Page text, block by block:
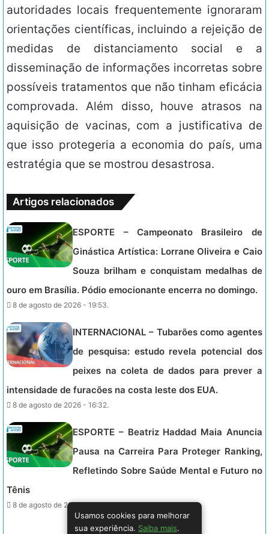
autoridades locais frequentemente ignoraram
orientações científicas, incluindo a rejeição de
medidas de distanciamento social e a
disseminação de informações incorretas sobre
possíveis tratamentos que não tinham eficácia
comprovada. Além disso, houve atrasos na
aquisição de vacinas, com a justificativa de
que isso protegeria a economia do país, uma
estratégia que se mostrou desastrosa.
Artigos relacionados
ESPORTE – Campeonato Brasileiro de
Ginástica Artística: Lorrane Oliveira e Caio
Souza brilham e conquistam medalhas de
ouro em Brasília. Pódio emocionante encerra no domingo.
8 de agosto de 2026 - 19:53.
INTERNACIONAL – Tubarões como agentes
de pesquisa: estudo revela potencial dos
peixes na coleta de dados para prever a
intensidade de furacões na costa leste dos EUA.
8 de agosto de 2026 - 16:32.
ESPORTE – Beatriz Haddad Maia Anuncia
Pausa na Carreira Para Proteger Ranking,
Refletindo Sobre Saúde Mental e Futuro no
Tênis
8 de agosto de 2026 - 16:15.
Usamos cookies para melhorar
sua experiência. Saiba mais.